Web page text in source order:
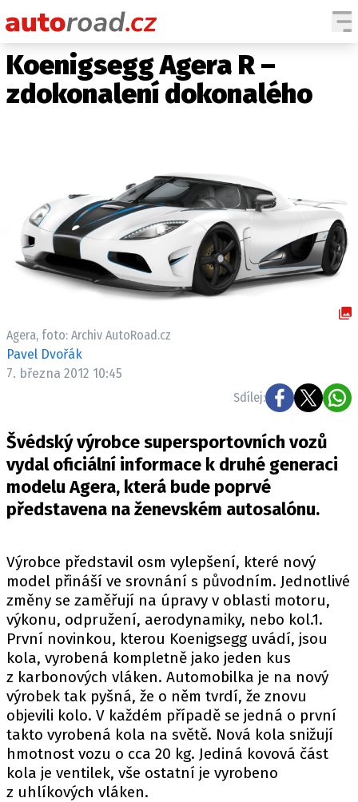
AUTA
TESTY AUT
HISTORIE
ZAJÍMAVOSTI
TECHNIKA
EKONOMIKA
ČESKÝ TRH
PROFI
TRH S ELEKTROMOBILY
RALLY
ROZHOVORY
DAKAR
Z DOMOVA
ZE SVĚTA
MOTORSPORT
PIT LANE
ČEŠI V AKCI
FIA CEZ & POHÁRY
MEZINÁRODNÍ SCÉNA
Koenigsegg Agera R –
zdokonalení dokonalého
Agera, foto: Archiv AutoRoad.cz
Pavel Dvořák
7. března 2012 10:45
Sdílej:
Švédský výrobce supersportovních vozů
vydal oficiální informace k druhé generaci
modelu Agera, která bude poprvé
představena na ženevském autosalónu.
Výrobce představil osm vylepšení, které nový
model přináší ve srovnání s původním. Jednotlivé
změny se zaměřují na úpravy v oblasti motoru,
výkonu, odpružení, aerodynamiky, nebo kol.1.
První novinkou, kterou Koenigsegg uvádí, jsou
kola, vyrobená kompletně jako jeden kus
z karbonových vláken. Automobilka je na nový
výrobek tak pyšná, že o něm tvrdí, že znovu
objevili kolo. V každém případě se jedná o první
takto vyrobená kola na světě. Nová kola snižují
hmotnost vozu o cca 20 kg. Jediná kovová část
kola je ventilek, vše ostatní je vyrobeno
z uhlíkových vláken.